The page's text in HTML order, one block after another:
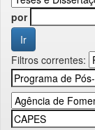
por
Filtros correntes: